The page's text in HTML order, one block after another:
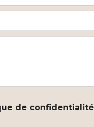
de confidentialité